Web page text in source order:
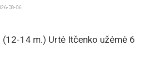
08-06
14 m.) Urtė Itčenko užėmė 6